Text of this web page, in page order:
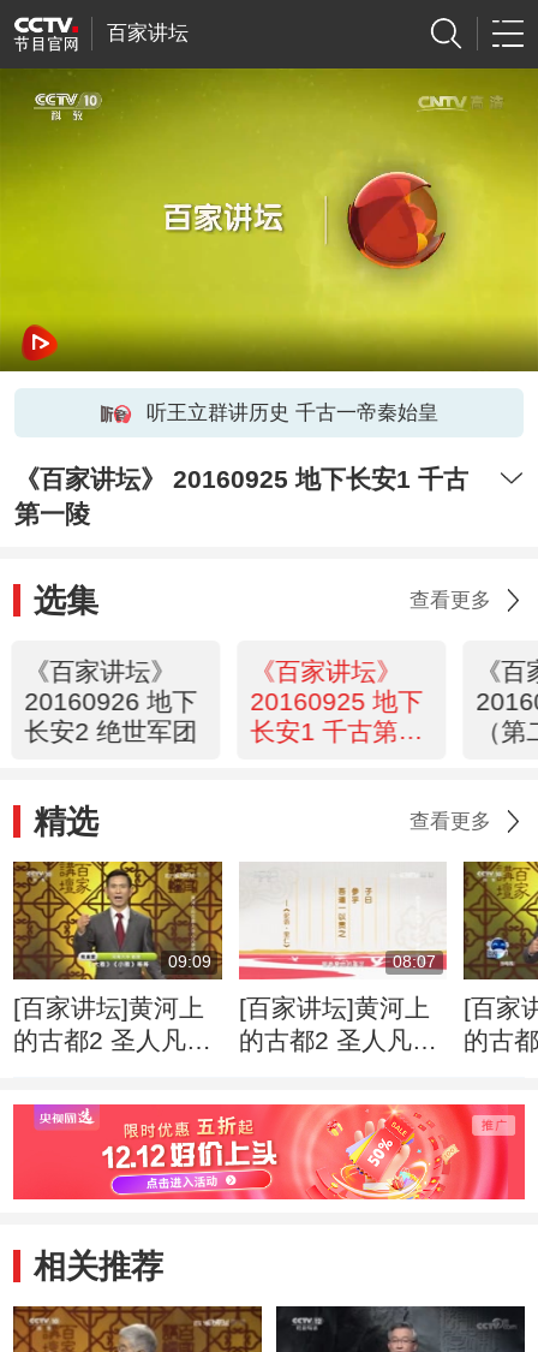
百家讲坛
听王立群讲历史 千古一帝秦始皇
《百家讲坛》 20160925 地下长安1 千古
第一陵
选集 查看更多
《百家讲坛》
20160926 地下
长安2 绝世军团
《百家讲坛》
20160925 地下
长安1 千古第一
《
（
精选 查看更多
09:09
[百家讲坛]黄河上
的古都2 圣人凡事
子的文化滋养
08:07
[百家讲坛]黄河上
的古都2 圣人凡事
国文化的影响
[百家
的古
的背
相关推荐